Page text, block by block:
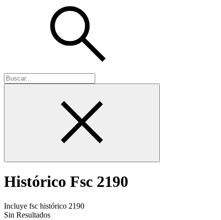
Histórico Fsc 2190
Incluye fsc histórico 2190
Sin Resultados